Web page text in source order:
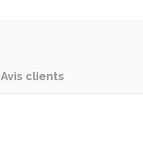
Avis clients